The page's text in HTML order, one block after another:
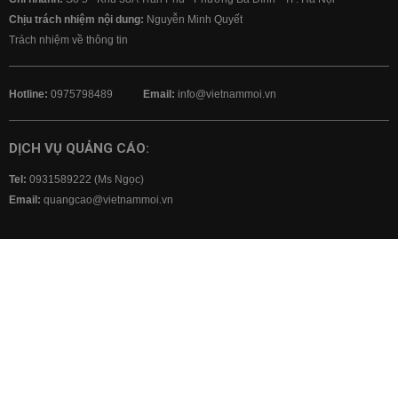
Chịu trách nhiệm nội dung: Nguyễn Minh Quyết
Trách nhiệm về thông tin
Hotline: 0975798489 Email: info@vietnammoi.vn
DỊCH VỤ QUẢNG CÁO:
Tel: 0931589222 (Ms Ngọc)
Email: quangcao@vietnammoi.vn